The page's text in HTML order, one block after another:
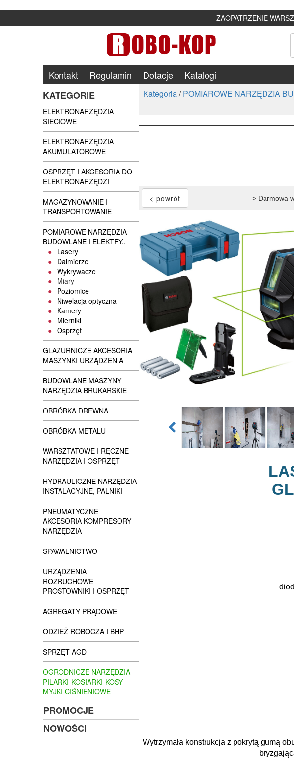
ZAOPATRZENIE
Kontakt Regulamin Dotacje Katalogi
KATEGORIE
ELEKTRONARZĘDZIA
SIECIOWE
ELEKTRONARZĘDZIA
AKUMULATOROWE
OSPRZĘT I AKCESORIA DO
ELEKTRONARZĘDZI
MAGAZYNOWANIE I
TRANSPORTOWANIE
POMIAROWE NARZĘDZIA
BUDOWLANE I ELEKTRY..
Lasery
Dalmierze
Wykrywacze
Miary
Poziomice
Niwelacja optyczna
Kamery
Mierniki
Osprzęt
GLAZURNICZE AKCESORIA
MASZYNKI URZĄDZENIA
BUDOWLANE MASZYNY
NARZĘDZIA BRUKARSKIE
OBRÓBKA DREWNA
OBRÓBKA METALU
WARSZTATOWE I RĘCZNE
NARZĘDZIA I OSPRZĘT
HYDRAULICZNE NARZĘDZIA
INSTALACYJNE, PALNIKI
PNEUMATYCZNE
AKCESORIA KOMPRESORY
NARZĘDZIA
SPAWALNICTWO
URZĄDZENIA
ROZRUCHOWE
PROSTOWNIKI I OSPRZĘT
AGREGATY PRĄDOWE
ODZIEŻ ROBOCZA I BHP
SPRZĘT AGD
OGRODNICZE NARZĘDZIA
PILARKI-KOSIARKI-KOSY
MYJKI CIŚNIENIOWE
PROMOCJE
NOWOŚCI
Kategoria/POMIAROWE NARZĘDZIA
> Darmowa
Wytrzymała konstrukcja z pokrytą gumą